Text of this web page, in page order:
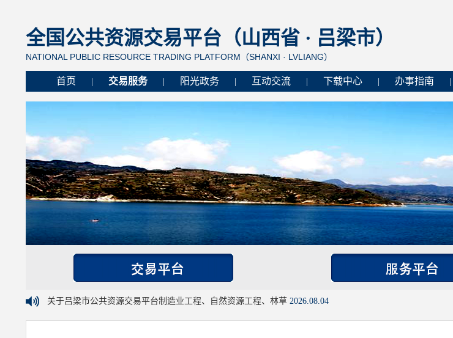
全国公共资源交易平台（山西省 · 吕梁市）
NATIONAL PUBLIC RESOURCE TRADING PLATFORM（SHANXI · LVLIANG）
首页 交易服务 阳光政务 互动交流 下载中心 办事指南
关于吕梁市公共资源交易平台制造业工程、自然资源工程、林草 2026.08.04